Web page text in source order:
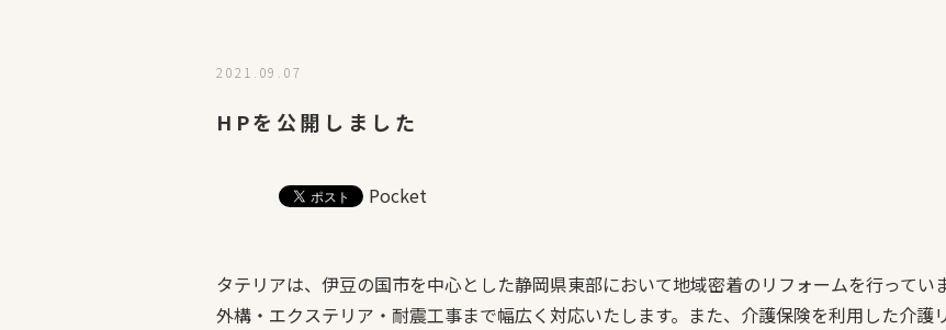
2021.09.07
HPを公開しました
Pocket
タテリアは、伊豆の国市を中心とした静岡県東部において地域密着のリフォームを行ってい
外構・エクステリア・耐震工事まで幅広く対応いたします。また、介護保険を利用した介護